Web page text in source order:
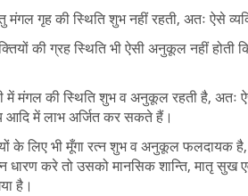
मंगल गृह की स्थिति शुभ नहीं रहती, अतः ऐसे
की ग्रह स्थिति भी ऐसी अनुकूल नहीं
मंगल की स्थिति शुभ व अनुकूल रहती है, अतः
आदि में लाभ अर्जित कर सकते हैं।
के लिए भी मूँगा रत्न शुभ व अनुकूल फलदायक
धारण करे तो उसको मानसिक शान्ति, मातृ
है।